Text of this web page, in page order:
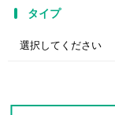
タイプ